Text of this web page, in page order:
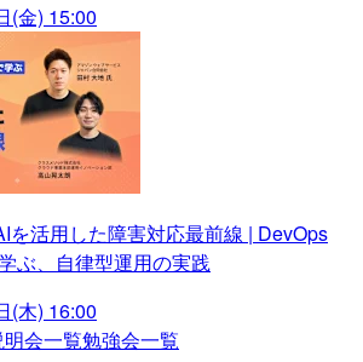
(金) 15:00
を活用した障害対応最前線 | DevOps
ぶ、自律型運用の実践
(木) 16:00
会一覧勉強会一覧